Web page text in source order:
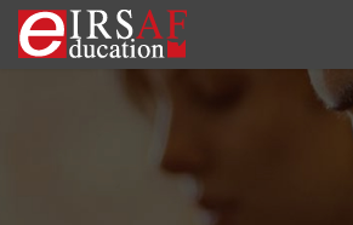
Passa al contenuto